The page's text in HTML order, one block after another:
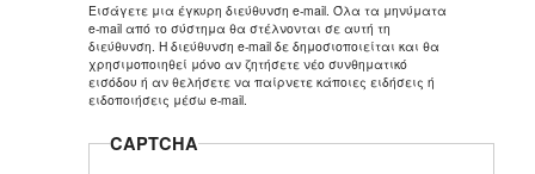
Εισάγετε μια έγκυρη διεύθυνση e-mail. Όλα τα μηνύματα
e-mail από το σύστημα θα στέλνονται σε αυτή τη
διεύθυνση. Η διεύθυνση e-mail δε δημοσιοποιείται και θα
χρησιμοποιηθεί μόνο αν ζητήσετε νέο συνθηματικό
εισόδου ή αν θελήσετε να παίρνετε κάποιες ειδήσεις ή
ειδοποιήσεις μέσω e-mail.
CAPTCHA